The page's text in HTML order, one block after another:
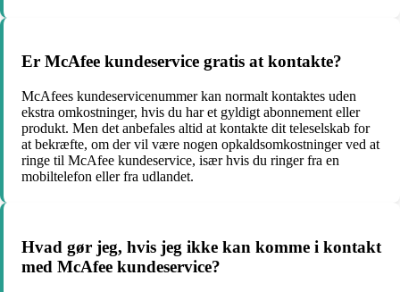
Er McAfee kundeservice gratis at kontakte?
McAfees kundeservicenummer kan normalt kontaktes uden
ekstra omkostninger, hvis du har et gyldigt abonnement eller
produkt. Men det anbefales altid at kontakte dit teleselskab for
at bekræfte, om der vil være nogen opkaldsomkostninger ved at
ringe til McAfee kundeservice, især hvis du ringer fra en
mobiltelefon eller fra udlandet.
Hvad gør jeg, hvis jeg ikke kan komme i kontakt
med McAfee kundeservice?